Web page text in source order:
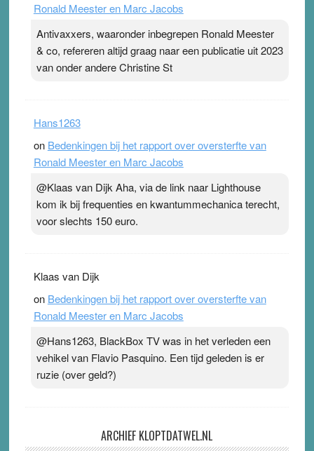
Ronald Meester en Marc Jacobs
Antivaxxers, waaronder inbegrepen Ronald Meester
& co, refereren altijd graag naar een publicatie uit 2023
van onder andere Christine St
Hans1263
on Bedenkingen bij het rapport over oversterfte van
Ronald Meester en Marc Jacobs
@Klaas van Dijk Aha, via de link naar Lighthouse
kom ik bij frequenties en kwantummechanica terecht,
voor slechts 150 euro.
Klaas van Dijk
on Bedenkingen bij het rapport over oversterfte van
Ronald Meester en Marc Jacobs
@Hans1263, BlackBox TV was in het verleden een
vehikel van Flavio Pasquino. Een tijd geleden is er
ruzie (over geld?)
ARCHIEF KLOPTDATWEL.NL